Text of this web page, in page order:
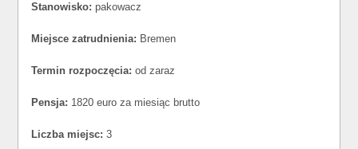
Stanowisko: pakowacz
Miejsce zatrudnienia: Bremen
Termin rozpoczęcia: od zaraz
Pensja: 1820 euro za miesiąc brutto
Liczba miejsc: 3